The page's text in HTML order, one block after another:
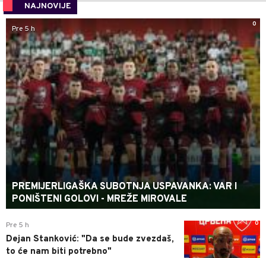
NAJNOVIJE
0
Pre 5 h
PREMIJERLIGAŠKA SUBOTNJA USPAVANKA: VAR I
PONIŠTENI GOLOVI - MREŽE MIROVALE
0
Pre 5 h
Dejan Stanković: "Da se bude zvezdaš,
to će nam biti potrebno"